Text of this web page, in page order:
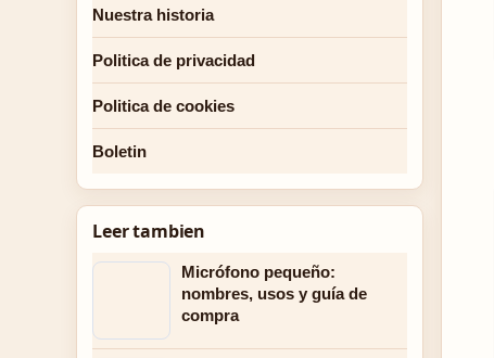
Nuestra historia
Politica de privacidad
Politica de cookies
Boletin
Leer tambien
Micrófono pequeño:
nombres, usos y guía de
compra